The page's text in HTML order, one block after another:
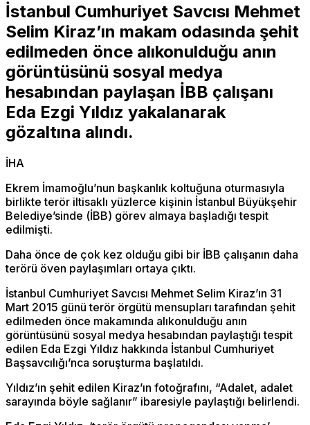
İstanbul Cumhuriyet Savcısı Mehmet
Selim Kiraz’ın makam odasında şehit
edilmeden önce alıkonulduğu anın
görüntüsünü sosyal medya
hesabından paylaşan İBB çalışanı
Eda Ezgi Yıldız yakalanarak
gözaltına alındı.
İHA
Ekrem İmamoğlu’nun başkanlık koltuğuna oturmasıyla
birlikte terör iltisaklı yüzlerce kişinin İstanbul Büyükşehir
Belediye’sinde (İBB) görev almaya başladığı tespit
edilmişti.
Daha önce de çok kez olduğu gibi bir İBB çalışanın daha
terörü öven paylaşımları ortaya çıktı.
İstanbul Cumhuriyet Savcısı Mehmet Selim Kiraz’ın 31
Mart 2015 günü terör örgütü mensupları tarafından şehit
edilmeden önce makamında alıkonulduğu anın
görüntüsünü sosyal medya hesabından paylaştığı tespit
edilen Eda Ezgi Yıldız hakkında İstanbul Cumhuriyet
Başsavcılığı’nca soruşturma başlatıldı.
Yıldız’ın şehit edilen Kiraz’ın fotoğrafını, “Adalet, adalet
sarayında böyle sağlanır” ibaresiyle paylaştığı belirlendi.